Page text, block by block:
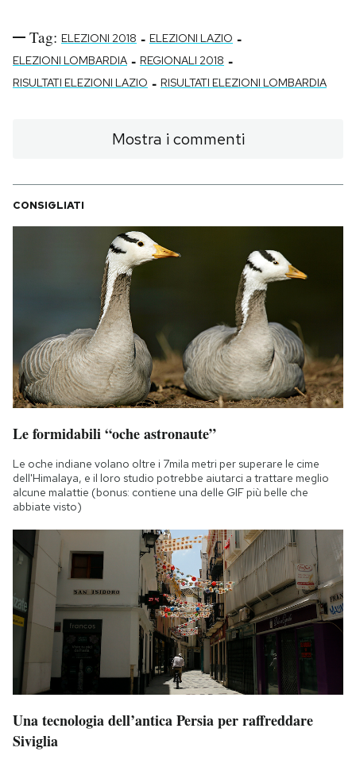
Tag: ELEZIONI 2018 - ELEZIONI LAZIO -
ELEZIONI LOMBARDIA - REGIONALI 2018 -
RISULTATI ELEZIONI LAZIO - RISULTATI ELEZIONI LOMBARDIA
Mostra i commenti
CONSIGLIATI
Le formidabili “oche astronaute”
Le oche indiane volano oltre i 7mila metri per superare le cime
dell'Himalaya, e il loro studio potrebbe aiutarci a trattare meglio
alcune malattie (bonus: contiene una delle GIF più belle che
abbiate visto)
Una tecnologia dell’antica Persia per raffreddare
Siviglia